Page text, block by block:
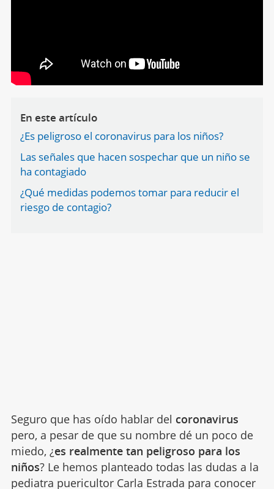
En este artículo
¿Es peligroso el coronavirus para los niños?
Las señales que hacen sospechar que un niño se
ha contagiado
¿Qué medidas podemos tomar para reducir el
riesgo de contagio?
Seguro que has oído hablar del coronavirus
pero, a pesar de que su nombre dé un poco de
miedo, ¿es realmente tan peligroso para los
niños? Le hemos planteado todas las dudas a la
pediatra puericultor Carla Estrada para conocer